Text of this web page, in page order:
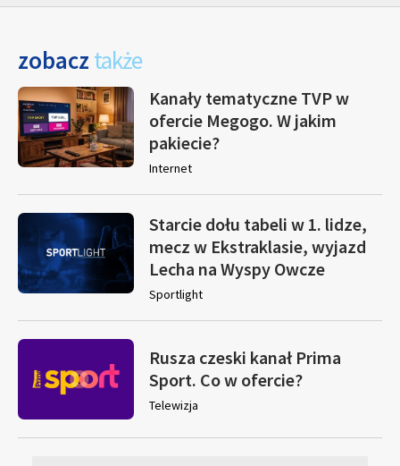
zobacz także
Kanały tematyczne TVP w
ofercie Megogo. W jakim
pakiecie?
Internet
Starcie dołu tabeli w 1. lidze,
mecz w Ekstraklasie, wyjazd
Lecha na Wyspy Owcze
Sportlight
Rusza czeski kanał Prima
Sport. Co w ofercie?
Telewizja